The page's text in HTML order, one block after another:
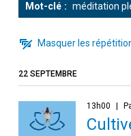
Mot-clé méditation
Masquer les
22 SEPTEMBRE
13h00